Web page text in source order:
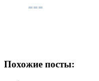
Похожие посты: